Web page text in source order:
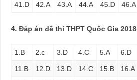
41.D 42.A 43.A 44.A 45.D 46.A
4.Đáp án đề thi THPT Quốc Gia
1.B 2.c 3.D 4.C 5.A 6.D
11.B 12.D 13.D 14.C 15.B 16.A